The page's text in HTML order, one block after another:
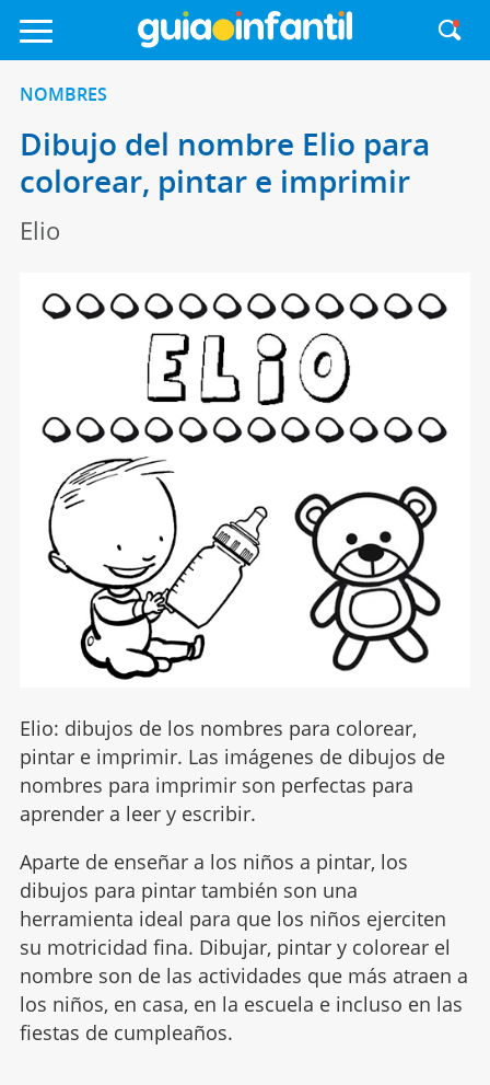
NOMBRES
Dibujo del nombre Elio para
colorear, pintar e imprimir
Elio
Elio: dibujos de los nombres para colorear,
pintar e imprimir. Las imágenes de dibujos de
nombres para imprimir son perfectas para
aprender a leer y escribir.
Aparte de enseñar a los niños a pintar, los
dibujos para pintar también son una
herramienta ideal para que los niños ejerciten
su motricidad fina. Dibujar, pintar y colorear el
nombre son de las actividades que más atraen a
los niños, en casa, en la escuela e incluso en las
fiestas de cumpleaños.